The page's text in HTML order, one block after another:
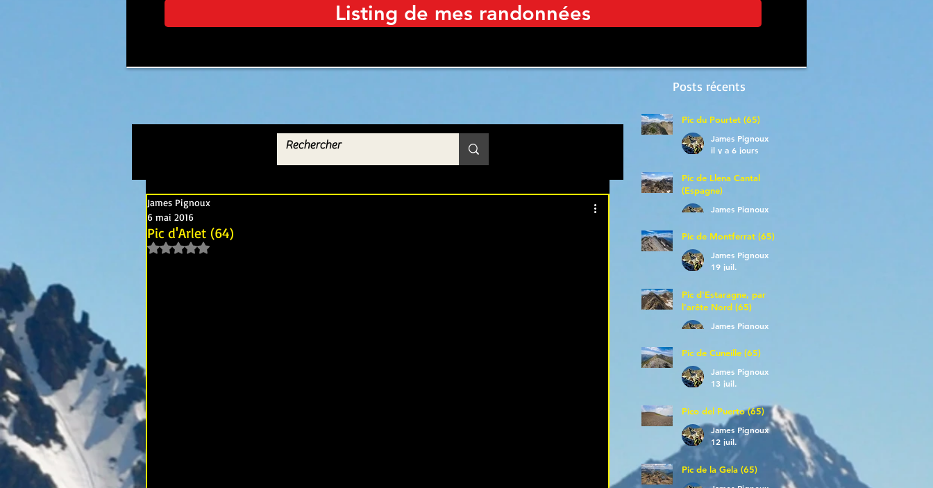
Listing de mes randonnées
Posts récents
Pic d'Arlet (64)
James Pignoux
6 mai 2016
Noté NaN étoiles sur 5.
Pic du Pourtet (65)
James Pignoux
il y a 6 jours
Pic de Llena Cantal
(Espagne)
James Pignoux
Pic de Montferrat (65)
James Pignoux
19 juil.
Pic d'Estaragne, par
l'arête Nord (65)
James Pignoux
Pic de Cuneille (65)
James Pignoux
13 juil.
Pico del Puerto (65)
James Pignoux
12 juil.
Pic de la Gela (65)